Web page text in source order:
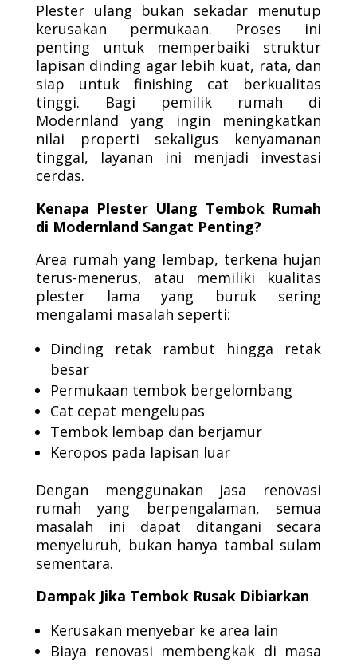
Plester ulang bukan sekadar menutup
kerusakan permukaan. Proses ini
penting untuk memperbaiki struktur
lapisan dinding agar lebih kuat, rata, dan
siap untuk finishing cat berkualitas
tinggi. Bagi pemilik rumah di
Modernland yang ingin meningkatkan
nilai properti sekaligus kenyamanan
tinggal, layanan ini menjadi investasi
cerdas.
Kenapa Plester Ulang Tembok Rumah
di Modernland Sangat Penting?
Area rumah yang lembap, terkena hujan
terus-menerus, atau memiliki kualitas
plester lama yang buruk sering
mengalami masalah seperti:
Dinding retak rambut hingga retak
besar
Permukaan tembok bergelombang
Cat cepat mengelupas
Tembok lembap dan berjamur
Keropos pada lapisan luar
Dengan menggunakan jasa renovasi
rumah yang berpengalaman, semua
masalah ini dapat ditangani secara
menyeluruh, bukan hanya tambal sulam
sementara.
Dampak Jika Tembok Rusak Dibiarkan
Kerusakan menyebar ke area lain
Biaya renovasi membengkak di masa